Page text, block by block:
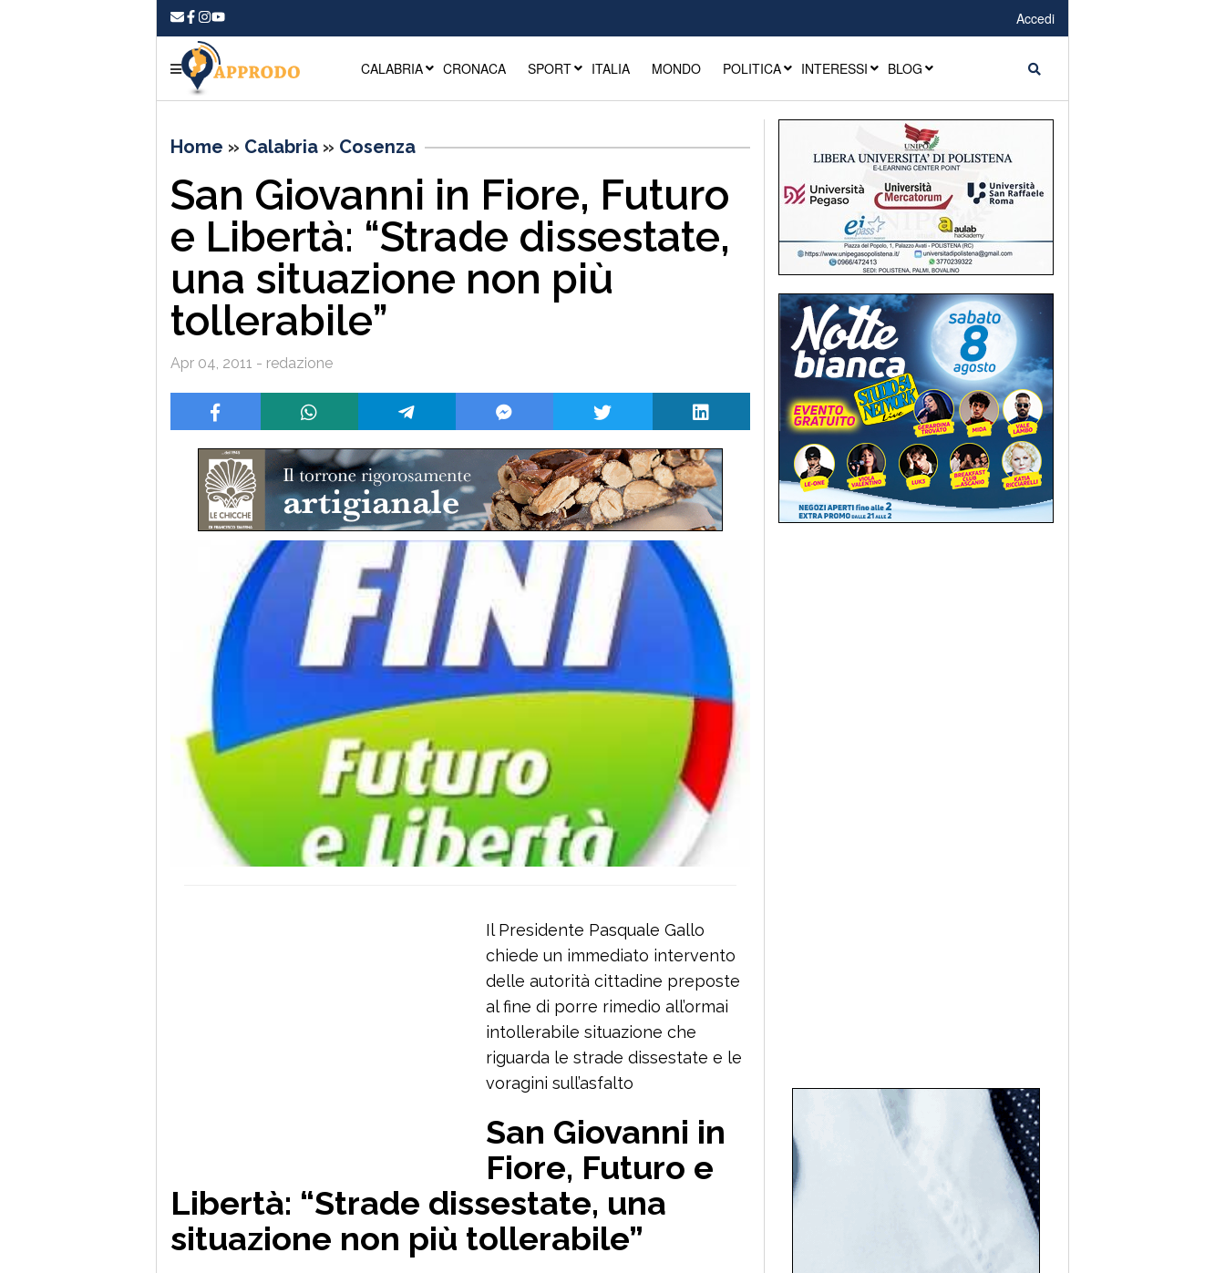
Accedi
CALABRIA CRONACA SPORT ITALIA MONDO POLITICA INTERESSI BLOG
Home » Calabria » Cosenza
San Giovanni in Fiore, Futuro
e Libertà: “Strade dissestate,
una situazione non più
tollerabile”
Apr 04, 2011 - redazione
Il Presidente Pasquale Gallo
chiede un immediato intervento
delle autorità cittadine preposte
al fine di porre rimedio all’ormai
intollerabile situazione che
riguarda le strade dissestate e le
voragini sull’asfalto
San Giovanni in
Fiore, Futuro e
Libertà: “Strade dissestate, una
situazione non più tollerabile”